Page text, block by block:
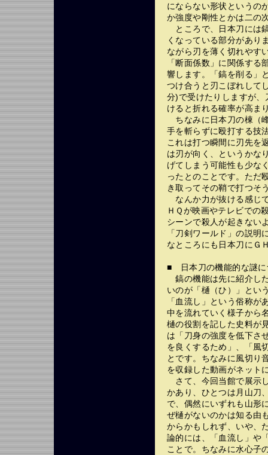
にならない形状というの
か強度や剛性とかは二の
ところで、日本刀には
くなっている部分があり
ながら刃を薄く切れやす
「断面係数」に関係す
響します。「鎬を削る」
つけ合うと刃こぼれして
分)で受けたりしますが
けると折れる確率が高ま
ちなみに日本刀の棟（
手を斬らずに殴打する技
これは打つ瞬間に刃先を
は刃が向く、というかな
げてしまう可能性も少な
ったとのことです。ただ
き取ってその鞘で打つそ
なんか力が抜ける感じ
ＨＱが映画やテレビでの
シーンで殺人が起きない
「刀剣ワールド」の説
なところにも日本刀にＧ
■ 日本刀の機能的な謎に
鎬の機能は先に紹介し
いのが「樋（ひ）」とい
「血流し」という俗称
中を流れていく様子から
樋の役割を記した史料が
は「刀身の強度を低下さ
を良くするため」、「風
とです。ちなみに風切り
を収録した動画がネット
さて、今回当館で展示
かあり、ひとつは月山刀
で、偶然にいずれも山形
ぜ樋がないのかは知る由
からかもしれず、いや、
論的には、「血流し」や
ことで。ちなみに水心子